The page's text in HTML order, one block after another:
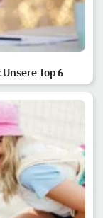
Top 6